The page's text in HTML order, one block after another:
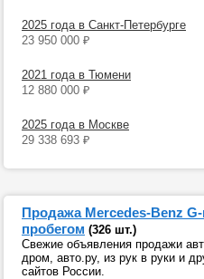
2025 года в Санкт-Петербурге
23 950 000 ₽
2021 года в Тюмени
12 880 000 ₽
2025 года в Москве
29 338 693 ₽
Продажа Mercedes-Benz
пробегом (326 шт.)
Свежие объявления продажи
дром, авто.ру, из рук в руки и
сайтов России.